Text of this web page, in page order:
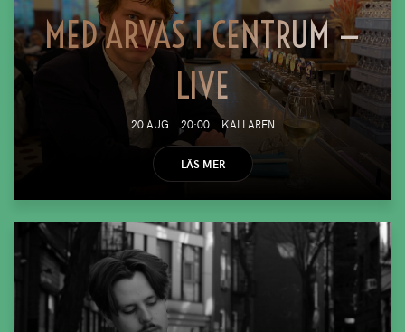
MED ARVAS I CENTRUM —
LIVE
20 AUG 20:00 KÄLLAREN
LÄS MER